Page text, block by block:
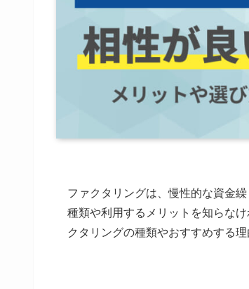
ファクタリングは、慢性的な資金
種類や利用するメリットを知らな
クタリングの種類やおすすめする